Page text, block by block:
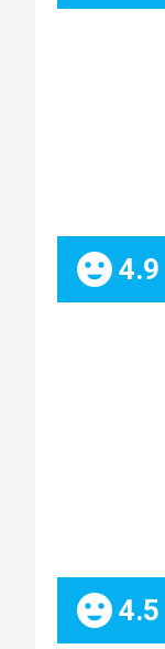
Celkom:
4.9
Celkom:
4.5